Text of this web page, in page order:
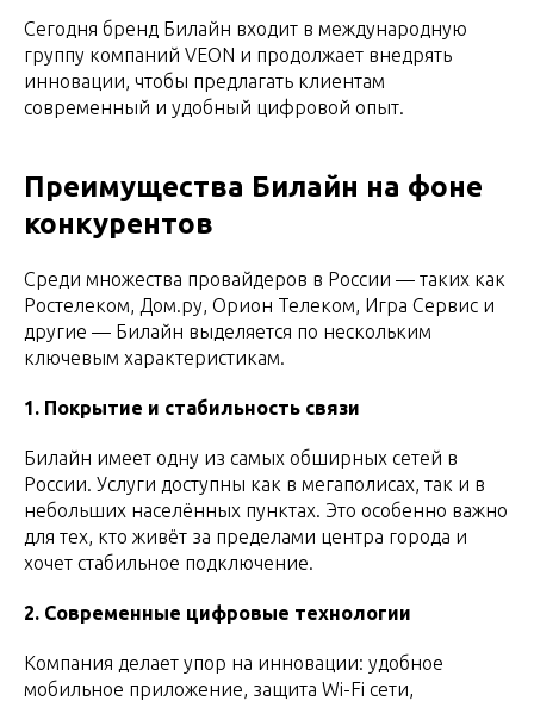
Сегодня бренд Билайн входит в международную
группу компаний VEON и продолжает внедрять
инновации, чтобы предлагать клиентам
современный и удобный цифровой опыт.
Преимущества Билайн на фоне
конкурентов
Среди множества провайдеров в России — таких как
Ростелеком, Дом.ру, Орион Телеком, Игра Сервис и
другие — Билайн выделяется по нескольким
ключевым характеристикам.
1. Покрытие и стабильность связи
Билайн имеет одну из самых обширных сетей в
России. Услуги доступны как в мегаполисах, так и в
небольших населённых пунктах. Это особенно важно
для тех, кто живёт за пределами центра города и
хочет стабильное подключение.
2. Современные цифровые технологии
Компания делает упор на инновации: удобное
мобильное приложение, защита Wi-Fi сети,